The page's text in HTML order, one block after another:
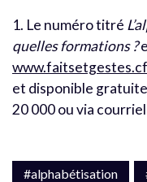
1. Le numéro titré
quelles formations ?
et disponible
20 000 ou via courriel
#alphabétisation